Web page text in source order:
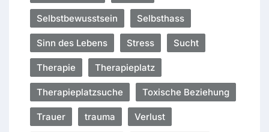
Selbstbewusstsein Selbsthass
Sinn des Lebens Stress Sucht
Therapie Therapieplatz
Therapieplatzsuche Toxische Beziehung
Trauer trauma Verlust